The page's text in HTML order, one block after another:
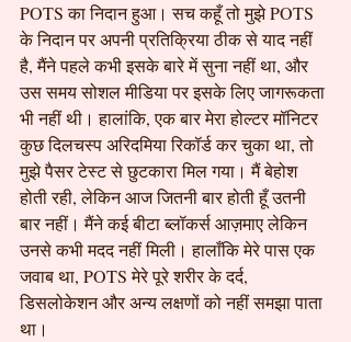
POTS का निदान हुआ। सच कहूँ तो मुझे POTS
के निदान पर अपनी प्रतिक्रिया ठीक से याद नहीं
है, मैंने पहले कभी इसके बारे में सुना नहीं था, और
उस समय सोशल मीडिया पर इसके लिए जागरूकता
भी नहीं थी। हालांकि, एक बार मेरा होल्टर मॉनिटर
कुछ दिलचस्प अरिदमिया रिकॉर्ड कर चुका था, तो
मुझे पैसर टेस्ट से छुटकारा मिल गया। मैं बेहोश
होती रही, लेकिन आज जितनी बार होती हूँ उतनी
बार नहीं। मैंने कई बीटा ब्लॉकर्स आज़माए लेकिन
उनसे कभी मदद नहीं मिली। हालाँकि मेरे पास एक
जवाब था, POTS मेरे पूरे शरीर के दर्द,
डिसलोकेशन और अन्य लक्षणों को नहीं समझा पाता
था।